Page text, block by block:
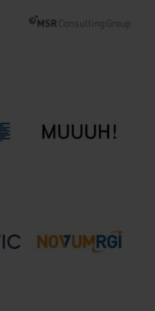
MORGEN GmbH
Group GmbH
MUUUH! GmbH